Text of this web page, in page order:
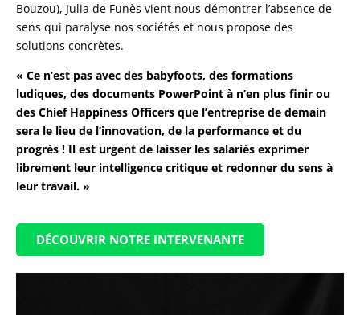
Bouzou), Julia de Funès vient nous démontrer l’absence de
sens qui paralyse nos sociétés et nous propose des
solutions concrètes.
« Ce n’est pas avec des babyfoots, des formations
ludiques, des documents PowerPoint à n’en plus finir ou
des Chief Happiness Officers que l’entreprise de demain
sera le lieu de l’innovation, de la performance et du
progrès ! Il est urgent de laisser les salariés exprimer
librement leur intelligence critique et redonner du sens à
leur travail. »
DÉCOUVRIR NOTRE INTERVENANTE